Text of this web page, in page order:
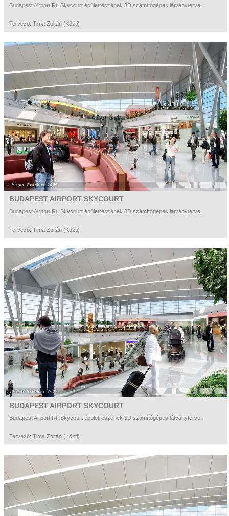
Tér64 Metrodom
üzem üzlet
vendéglátás
video világítás
villa
Budapest Airport Rt. Skycourt épületrészének 3D számítógépes látványterve.
Tervező: Tima Zoltán (Közti)
BUDAPEST AIRPORT SKYCOURT
Budapest Airport Rt. Skycourt épületrészének 3D számítógépes látványterve.
Tervező: Tima Zoltán (Közti)
BUDAPEST AIRPORT SKYCOURT
Budapest Airport Rt. Skycourt épületrészének 3D számítógépes látványterve.
Tervező: Tima Zoltán (Közti)